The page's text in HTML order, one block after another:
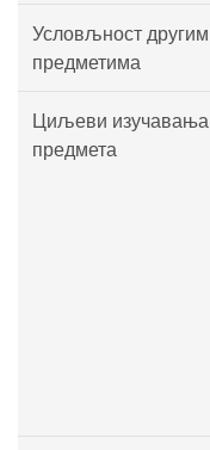
Условљност другим
предметима
Циљеви изучавања
предмета